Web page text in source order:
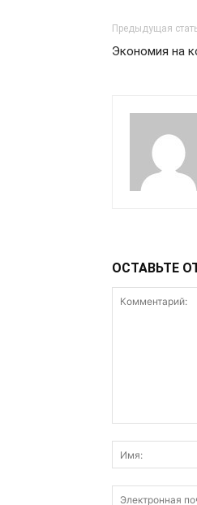
Предыдущая
Экономия на
ОСТАВЬТЕ